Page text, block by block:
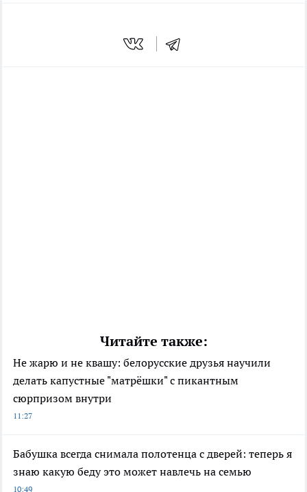
Читайте также:
Не жарю и не квашу: белорусские друзья научили
делать капустные "матрёшки" с пикантным
сюрпризом внутри
11:27
Бабушка всегда снимала полотенца с дверей: теперь я
знаю какую беду это может навлечь на семью
10:49